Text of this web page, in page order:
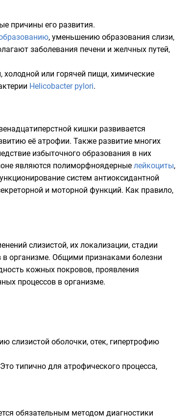
причины его развития.
, уменьшению образования слизи,
заболевания печени и желчных путей,
или горячей пищи, химические
Helicobacter pylori.
кишки развивается
её атрофии. Также развитие многих
избыточного образования в них
являются полиморфноядерные лейкоциты,
систем антиоксидантной
и моторной функций. Как правило,
слизистой, их локализации, стадии
в организме. Общими признаками болезни
кожных покровов, проявления
процессов в организме.
слизистой оболочки, отек, гипертрофию
типично для атрофического процесса,
обязательным методом диагностики